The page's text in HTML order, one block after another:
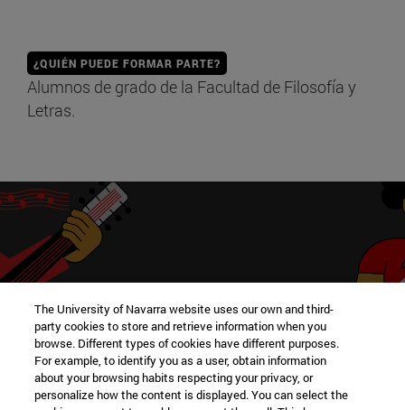
¿QUIÉN PUEDE FORMAR PARTE?
Alumnos de grado de la Facultad de Filosofía y
Letras.
Conoce otros clubes de la
Facultad
The University of Navarra website uses our own and third-
party cookies to store and retrieve information when you
browse. Different types of cookies have different purposes.
For example, to identify you as a user, obtain information
about your browsing habits respecting your privacy, or
personalize how the content is displayed. You can select the